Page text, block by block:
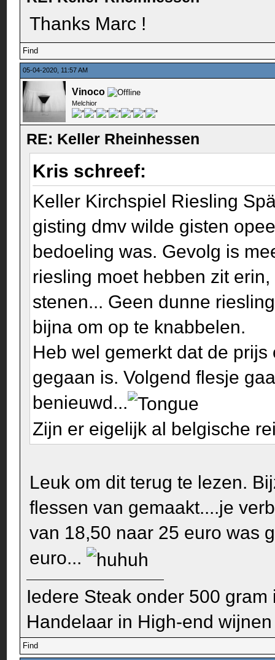
Thanks Marc !
Find
05-04-2020, 11:57 AM
Vinoco
Melchior
RE: Keller Rheinhessen
Kris schreef:
Keller Kirchspiel Riesling
gisting dmv wilde gisten
bedoeling was. Gevolg is
riesling moet hebben zit
stenen... Geen dunne
bijna om op te knabbelen.
Heb wel gemerkt dat de
gegaan is. Volgend flesje
benieuwd...
Zijn er eigelijk al belgische
Leuk om dit terug te lezen.
flessen van gemaakt....je
van 18,50 naar 25 euro was
euro...
Iedere Steak onder 500 gram
Handelaar in High-end wijnen
Find